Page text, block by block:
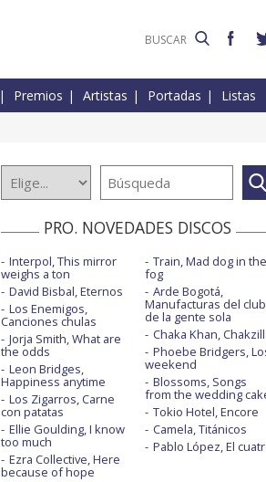
Premios Artistas Portadas Listas
PRO. NOVEDADES DISCOS
Interpol, This mirror
weighs a ton
David Bisbal, Eternos
Los Enemigos,
Canciones chulas
Jorja Smith, What are
the odds
Leon Bridges,
Happiness anytime
Los Zigarros, Carne
con patatas
Ellie Goulding, I know
too much
Ezra Collective, Here
because of hope
Train, Mad dog in the
fog
Arde Bogotá,
Manufacturas del club
de la gente sola
Chaka Khan,
Phoebe Bridgers,
weekend
Blossoms, Songs
from the wedding
Tokio Hotel, Encore
Camela, Titánicos
Pablo López, El